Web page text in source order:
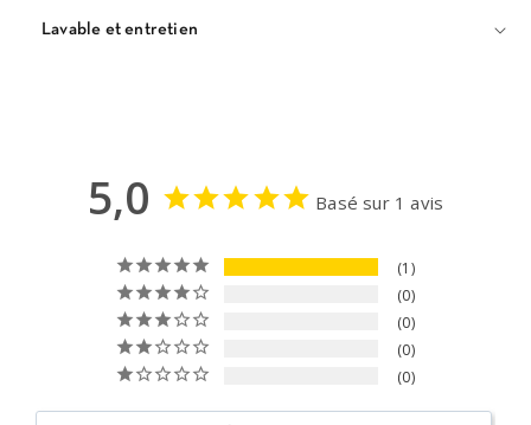
Lavable et entretien
5,0 Basé sur 1 avis
1
0
0
0
0